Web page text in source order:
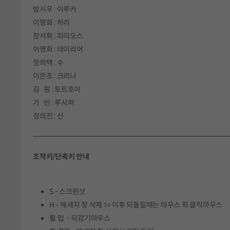
방시우 : 이루카
이명화 : 하리
장서화 : 피리오스
이명화 : 테이리어
정의택 : 수
이은조 : 크리나
김 훤 : 토트호이
가 빈 : 루시퍼
정의진 : 신
조작키/단축키 안내
S - 스크린샷
H - 메세지 창 삭제 >> 이후 되돌릴때는 마우스 좌 클릭마우스
휠 업 - 되감기마우스